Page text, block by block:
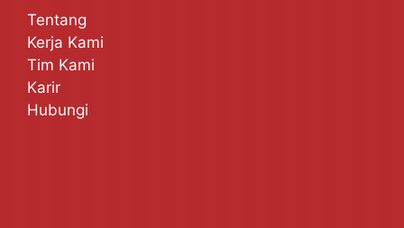
Tentang
Kerja Kami
Tim Kami
Karir
Hubungi